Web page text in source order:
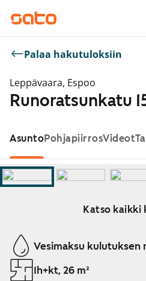
Palaa hakutuloksiin
Leppävaara, Espoo
Runoratsunkatu
AsuntoPohjapiirrosVideot
Katso kaikki
Näytetään dia 1 / 11
Vesimaksu kulutuksen
1h+kt, 26 m²